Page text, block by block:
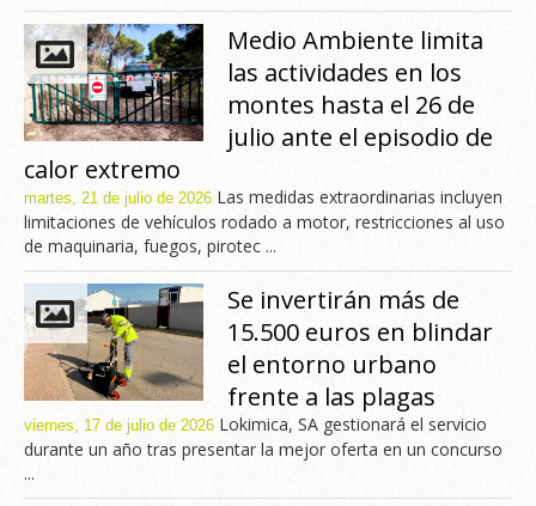
Medio Ambiente limita
las actividades en los
montes hasta el 26 de
julio ante el episodio de
calor extremo
martes, 21 de julio de 2026 Las medidas extraordinarias incluyen
limitaciones de vehículos rodado a motor, restricciones al uso
de maquinaria, fuegos, pirotec ...
Se invertirán más de
15.500 euros en blindar
el entorno urbano
frente a las plagas
viernes, 17 de julio de 2026 Lokimica, SA gestionará el servicio
durante un año tras presentar la mejor oferta en un concurso
...